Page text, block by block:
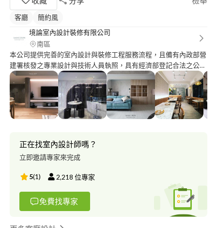
客廳
簡約風
境論室內設計裝修有限公司
南區
本公司提供完善的室內設計與裝修工程服務流程，且備有內政部營
建署核發之專業設計與技術人員執照，具有經濟部登記合法之公司
行號，提供年輕人與各大族群完成對於空間的夢想，本公司風格多
變、不以傳統裝潢木工作法呈現設計，更多作品可直接搜尋境論空
設參考，或是直接於粉絲團來電聯絡。喜歡與客戶溝通了解需求與
預算，以便完成完美作品。
正在找室內設計師嗎？
立即邀請專家來完成
5(1) 2,218 位專家
免費找專家